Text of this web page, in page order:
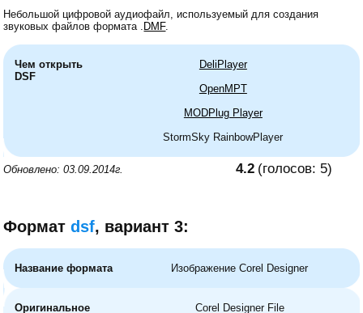
Небольшой цифровой аудиофайл, используемый для создания
звуковых файлов формата . DMF.
Чем открыть
DSF
DeliPlayer
OpenMPT
MODPlug Player
StormSky RainbowPlayer
Обновлено: 03.09.2014г. 4.2 (голосов: 5)
Форматdsf, вариант 3:
Название формата Изображение Corel Designer
Оригинальное
Corel Designer File